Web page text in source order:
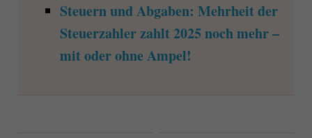
Steuern und Abgaben: Mehrheit der
Steuerzahler zahlt 2025 noch mehr –
mit oder ohne Ampel!